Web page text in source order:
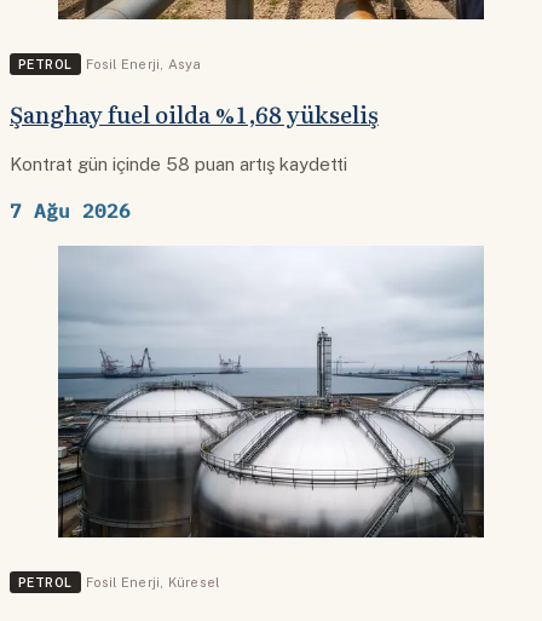
PETROL Fosil Enerji Asya
Şanghay fuel oilda %1,68 yükseliş
Kontrat gün içinde 58 puan artış kaydetti
7 Ağu 2026
PETROL Fosil Enerji, Küresel